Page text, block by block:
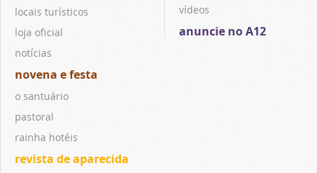
locais turísticos
loja oficial
notícias
novena e festa
o santuário
pastoral
rainha hotéis
revista de aparecida
vídeos
anuncie no A12